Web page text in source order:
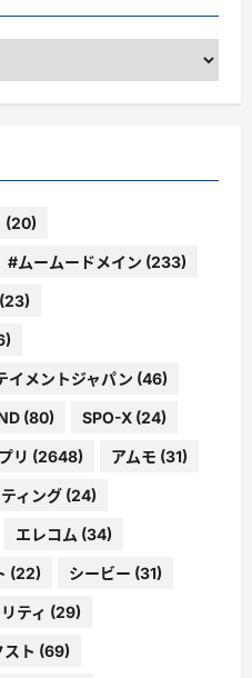
(20)
#ムームードメイン (233)
(23)
イメントジャパン (46)
(80) SPO-X (24)
リ (2648) アムモ (31)
ィング (24)
エレコム (34)
(22) シービー (31)
ティ (29)
スト (69)